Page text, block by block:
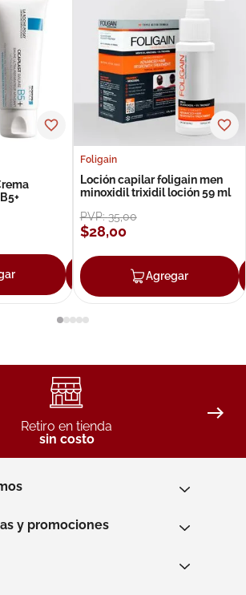
Agregar
Foligain
Loción capilar foligain men
minoxidil trixidil loción 59 ml
PVP:35,00
$28,00
Agregar
Retiro en tienda
sin costo
y promociones